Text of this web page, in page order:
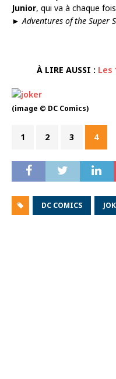
Junior, qui va à chaque
► Adventures of the Super
À LIRE AUSSI : Les
(image © DC Comics)
1 2 3 4
DC COMICS